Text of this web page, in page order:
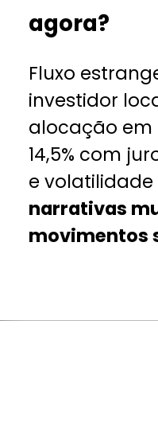
Fluxo
investidor
alocação em
14,5% com
e
narrativas
movimentos
agora?